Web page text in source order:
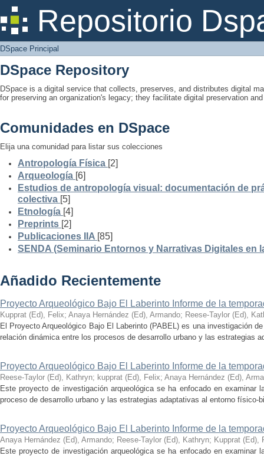
Repositorio
DSpace Principal
DSpace Principal
DSpace Repository
DSpace is a digital service that collects, preserves, and distributes digital
for preserving an organization's legacy; they facilitate digital preservation
Comunidades en DSpace
Elija una comunidad para listar sus colecciones
Antropología Física [2]
Arqueología [6]
Estudios de antropología visual: documentación de
colectiva [5]
Etnología [4]
Preprints [2]
Publicaciones IIA [85]
SENDA (Seminario Entornos y Narrativas Digitales en
Añadido Recientemente
Proyecto Arqueológico Bajo El Laberinto Informe de la
Kupprat (Ed), Felix; Anaya Hernández (Ed), Armando; Reese-Taylor (Ed),
El Proyecto Arqueológico Bajo El Laberinto (PABEL) es una investigación
relación dinámica entre los procesos de desarrollo urbano y las estrategias
Proyecto Arqueológico Bajo El Laberinto Informe de la
Reese-Taylor (Ed), Kathryn; kupprat (Ed), Felix; Anaya Hernández (Ed),
Este proyecto de investigación arqueológica se ha enfocado en examinar
proceso de desarrollo urbano y las estrategias adaptativas al entorno físico-
Proyecto Arqueológico Bajo El Laberinto Informe de la
Anaya Hernández (Ed), Armando; Reese-Taylor (Ed), Kathryn; Kupprat (Ed),
Este proyecto de investigación arqueológica se ha enfocado en examinar